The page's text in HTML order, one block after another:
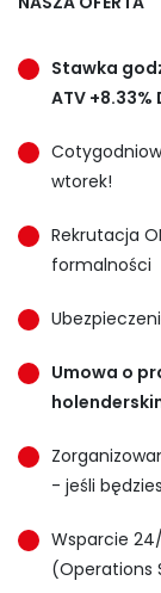
Stawka
ATV
wtorek!
Rekrutacja
formalności
Umowa o
- jeśli
Wsparcie
(Operations